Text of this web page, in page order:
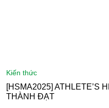
kiến thức
[HSMA2025] ATHLETE’S
THÀNH ĐẠT